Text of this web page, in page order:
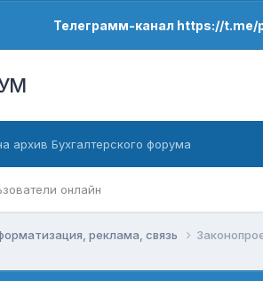
Телеграмм-канал https://t.me/
онлайн
архив Бухгалтерского форума
реклама, связь